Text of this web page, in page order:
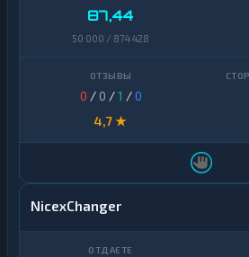
87,44
50 000 / 874 428
0 / 0 /1 /0
4,7 ★
NicexChanger